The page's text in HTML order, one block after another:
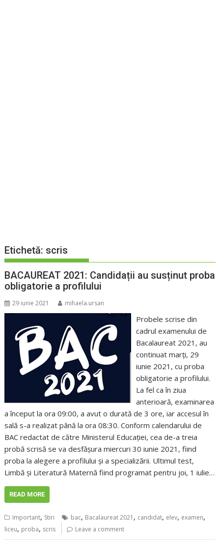
Etichetă: scris
BACAUREAT 2021: Candidații au susținut proba
obligatorie a profilului
29 iunie 2021 mihaela.ursan
Probele scrise din
cadrul examenului de
Bacalaureat 2021, au
continuat marți, 29
iunie 2021, cu proba
obligatorie a profilului.
La fel ca în ziua
anterioară, examinarea
a început la ora 09:00, a avut o durată de 3 ore, iar accesul în
sală s-a realizat până la ora 08:30. Conform calendarului de
BAC redactat de către Ministerul Educației, cea de-a treia
probă scrisă se va desfășura miercuri 30 iunie 2021, fiind
proba la alegere a profilului și a specializării. Ultimul test,
Limbă și Literatură Maternă fiind programat pentru joi, 1 iulie…
READ MORE
Important, Stiri bac, Bacalaureat 2021 , candidat, elev, examen,
liceu, proba, scris Leave a comment